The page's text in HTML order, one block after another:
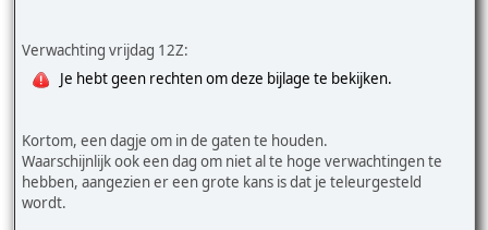
Verwachting vrijdag 12Z:
Je hebt geen rechten om deze bijlage te bekijken.
Kortom, een dagje om in de gaten te houden.
Waarschijnlijk ook een dag om niet al te hoge verwachtingen te
hebben, aangezien er een grote kans is dat je teleurgesteld
wordt.